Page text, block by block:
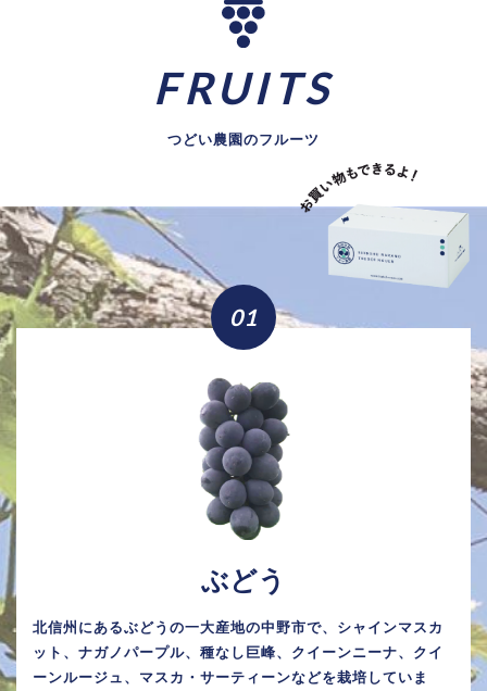
FRUITS
つどい農園のフルーツ
01
ぶどう
北信州にあるぶどうの一大産地の中野市で、シャインマスカ
ット、ナガノパープル、種なし巨峰、クイーンニーナ、クイ
ーンルージュ、マスカ・サーティーンなどを栽培していま